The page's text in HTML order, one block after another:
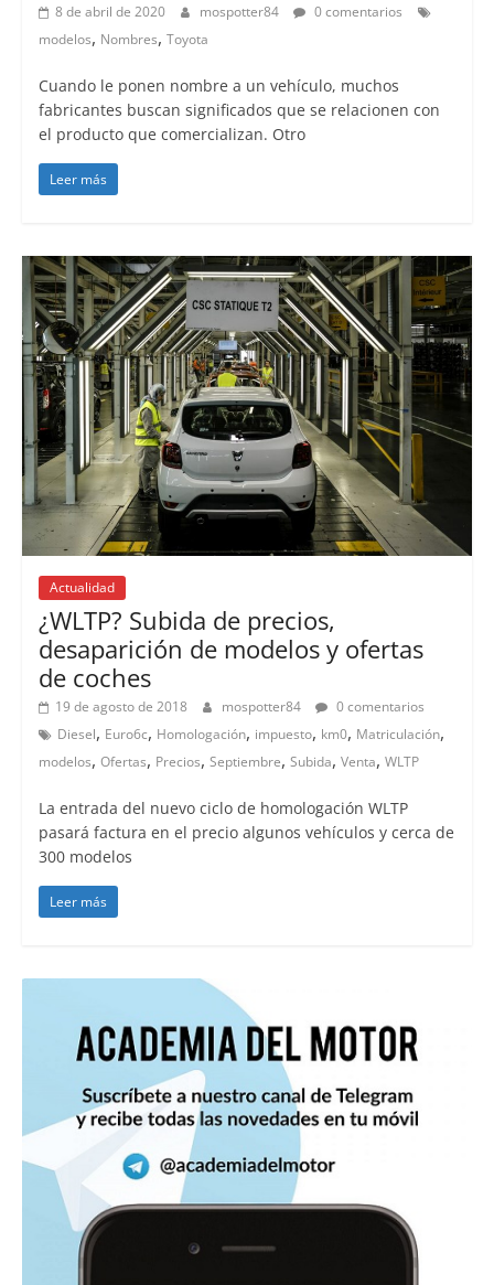
8 de abril de 2020 mospotter84
0 comentarios
modelos, Nombres, Toyota
Cuando le ponen nombre a un vehículo, muchos
fabricantes buscan significados que se relacionen con
el producto que comercializan. Otro
Leer más
Actualidad
¿WLTP? Subida de precios,
desaparición de modelos y ofertas
de coches
19 de agosto de 2018 mospotter84
0 comentarios
Diesel, Euro6c, Homologación, impuesto, km0, Matriculación,
modelos, Ofertas, Precios, Septiembre, Subida, Venta, WLTP
La entrada del nuevo ciclo de homologación WLTP
pasará factura en el precio algunos vehículos y cerca de
300 modelos
Leer más